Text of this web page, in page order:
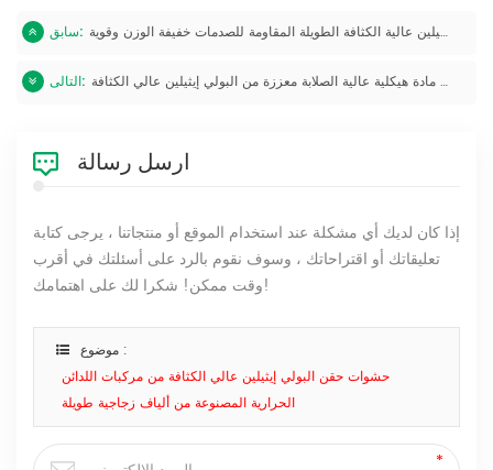
سابق: ألياف البولي إيثيلين عالية الكثافة الطويلة المقاومة للصدمات خفيفة الوزن وقوية
التالى: مادة هيكلية عالية الصلابة معززة من البولي إيثيلين عالي الكثافة - LGF
ارسل رسالة
إذا كان لديك أي مشكلة عند استخدام الموقع أو منتجاتنا ، يرجى كتابة
تعليقاتك أو اقتراحاتك ، وسوف نقوم بالرد على أسئلتك في أقرب
وقت ممكن! شكرا لك على اهتمامك!
موضوع :
حشوات حقن البولي إيثيلين عالي الكثافة من مركبات اللدائن
الحرارية المصنوعة من ألياف زجاجية طويلة